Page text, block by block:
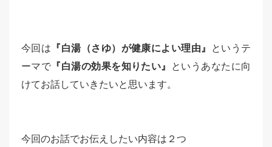
今回は 『白湯（さゆ）が健康によい理由』
というテ
ーマで 『白湯の効果を知りたい』
というあなたに向
けてお話していきたいと思います。
今回のお話でお伝えしたい内容は２つ